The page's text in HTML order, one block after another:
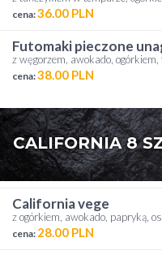
cena:36.00 PLN
futomaki pieczone
z węgorzem, awokado,
cena:38.00 PLN
CALIFORNIA 8
california vege
z ogórkiem, awokado, papryką,
cena: 28.00 PLN